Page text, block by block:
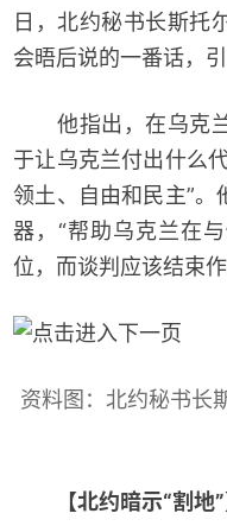
日，北约秘书长斯托
会晤后说的一番话，引
他指出，在乌克兰
于让乌克兰付出什么
领土、自由和民主”
器，“帮助乌克兰在
位，而谈判应该结束
资料图：北约秘书长
【北约暗示“割地”